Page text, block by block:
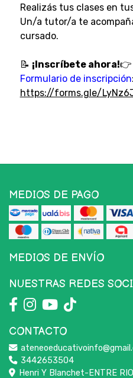
Realizás tus clases en
Un/a tutor/a te
cursado.
📝 ¡Inscríbete ahora!👉
Formulario de inscripción:
https://forms.gle/
MEDIOS DE PAGO
MEDIOS DE ENVÍO
NUESTRAS REDES
CONTACTO
3442653504
Henri Y Blanchet-ENTRE